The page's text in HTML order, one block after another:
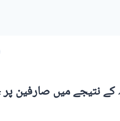
پر 34 ارب روپے کا اضافی بوجھ پڑے گا